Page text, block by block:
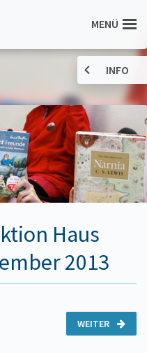
MENÜ
Haus
2013
WEITER
INFO